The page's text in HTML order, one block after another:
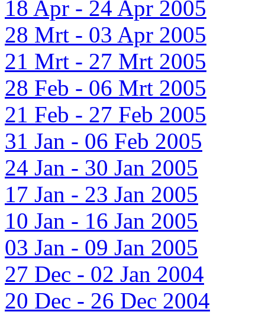
18 Apr - 24 Apr 2005
28 Mrt - 03 Apr 2005
21 Mrt - 27 Mrt 2005
28 Feb - 06 Mrt 2005
21 Feb - 27 Feb 2005
31 Jan - 06 Feb 2005
24 Jan - 30 Jan 2005
17 Jan - 23 Jan 2005
10 Jan - 16 Jan 2005
03 Jan - 09 Jan 2005
27 Dec - 02 Jan 2004
20 Dec - 26 Dec 2004